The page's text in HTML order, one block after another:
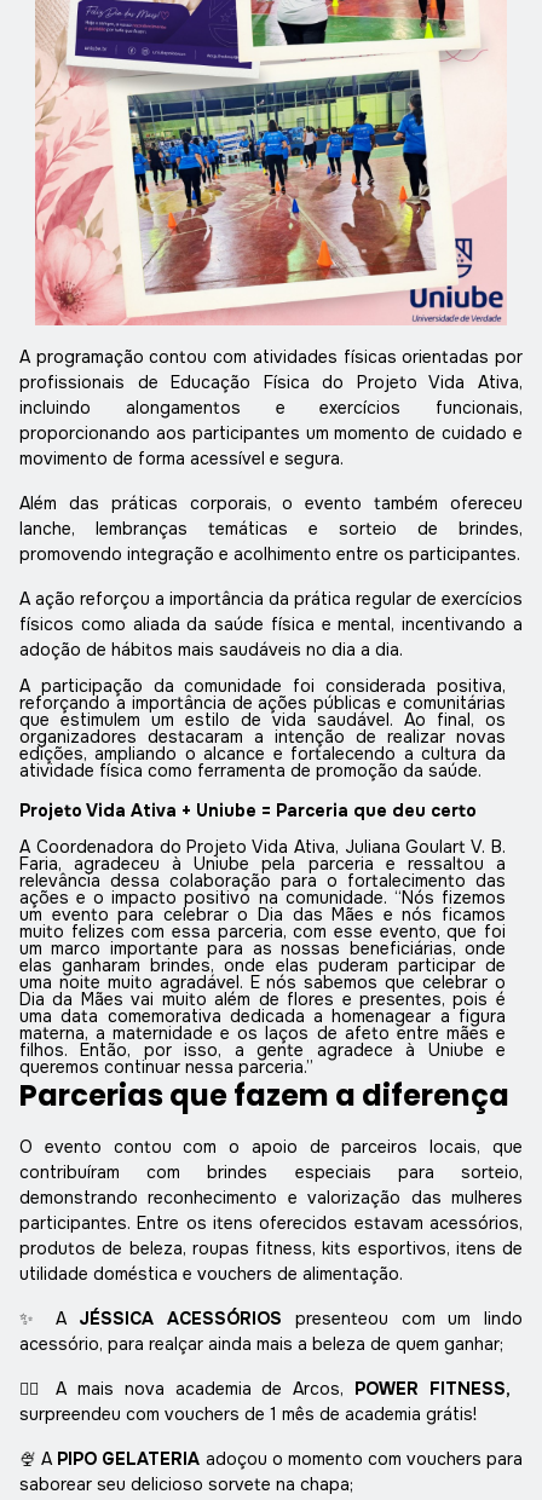
A programação contou com atividades físicas orientadas por
profissionais de Educação Física do Projeto Vida Ativa,
incluindo alongamentos e exercícios funcionais,
proporcionando aos participantes um momento de cuidado e
movimento de forma acessível e segura.
Além das práticas corporais, o evento também ofereceu
lanche, lembranças temáticas e sorteio de brindes,
promovendo integração e acolhimento entre os participantes.
A ação reforçou a importância da prática regular de exercícios
físicos como aliada da saúde física e mental, incentivando a
adoção de hábitos mais saudáveis no dia a dia.
A participação da comunidade foi considerada positiva,
reforçando a importância de ações públicas e comunitárias
que estimulem um estilo de vida saudável. Ao final, os
organizadores destacaram a intenção de realizar novas
edições, ampliando o alcance e fortalecendo a cultura da
atividade física como ferramenta de promoção da saúde.
Projeto Vida Ativa + Uniube = Parceria que deu certo
A Coordenadora do Projeto Vida Ativa, Juliana Goulart V. B.
Faria, agradeceu à Uniube pela parceria e ressaltou a
relevância dessa colaboração para o fortalecimento das
ações e o impacto positivo na comunidade. “Nós fizemos
um evento para celebrar o Dia das Mães e nós ficamos
muito felizes com essa parceria, com esse evento, que foi
um marco importante para as nossas beneficiárias, onde
elas ganharam brindes, onde elas puderam participar de
uma noite muito agradável. E nós sabemos que celebrar o
Dia da Mães vai muito além de flores e presentes, pois é
uma data comemorativa dedicada a homenagear a figura
materna, a maternidade e os laços de afeto entre mães e
filhos. Então, por isso, a gente agradece à Uniube e
queremos continuar nessa parceria.”
Parcerias que fazem a diferença
O evento contou com o apoio de parceiros locais, que
contribuíram com brindes especiais para sorteio,
demonstrando reconhecimento e valorização das mulheres
participantes. Entre os itens oferecidos estavam acessórios,
produtos de beleza, roupas fitness, kits esportivos, itens de
utilidade doméstica e vouchers de alimentação.
✨ A JÉSSICA ACESSÓRIOS presenteou com um lindo
acessório, para realçar ainda mais a beleza de quem ganhar;
🏋️‍♀️ Amais nova academia de Arcos, POWER FITNESS,
surpreendeu com vouchers de 1 mês de academia grátis!
🍨 A PIPO GELATERIA adoçou o momento com vouchers para
saborear seu delicioso sorvete na chapa;